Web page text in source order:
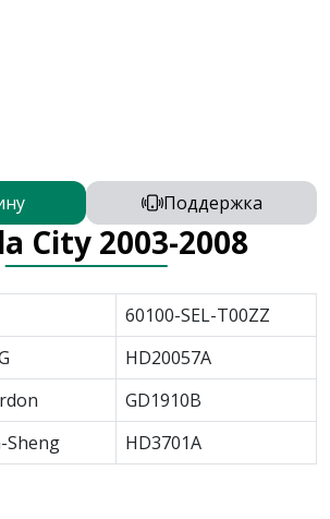
Поддержка
City 2003-2008
60100-SEL-T00ZZ
HD20057A
GD1910B
Sheng
HD3701A